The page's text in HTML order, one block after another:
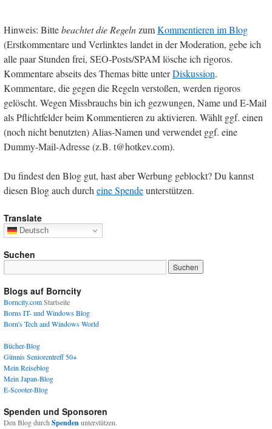
Hinweis: Bittebeachtet die RegelnzumKommentieren im Blog
(Erstkommentare und Verlinktes landet in der Moderation, gebe ich
alle paar Stunden frei, SEO-Posts/SPAM lösche ich rigoros.
Kommentare abseits des Themas bitte unterDiskussion.
Kommentare, die gegen die Regeln verstoßen, werden rigoros
gelöscht. Wegen Missbrauchs bin ich gezwungen, Name und E-Mail
als Pflichtfelder beim Kommentieren zu aktivieren. Wählt ggf. einen
(noch nicht benutzten) Alias-Namen und verwendet ggf. eine
Dummy-Mail-Adresse (z.B. t@hotkev.com).
Du findest den Blog gut, hast aber Werbung geblockt? Du kannst
diesen Blog auch durcheine Spendeunterstützen.
Translate
Deutsch
Suchen
Blogs auf Borncity
Borncity.comStartseite
Borns IT- und Windows Blog
Born's Tech and Windows World
Bücher-Blog
Günnis Seniorentreff 50+
Mein Reiseblog
Mein Japan-Blog
E-Scooter-Blog
Spenden und Sponsoren
Den Blog durchSpendenunterstützen.